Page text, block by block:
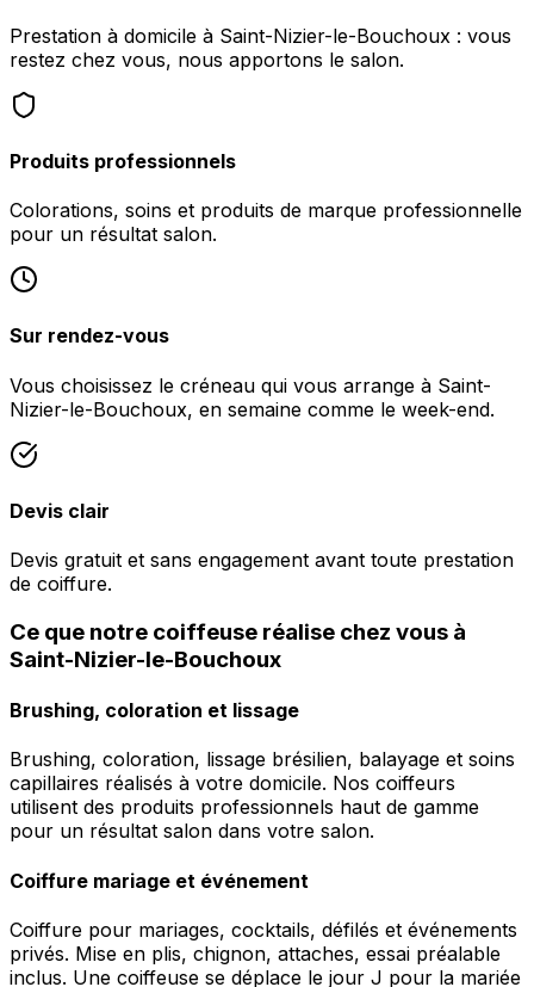
Prestation à domicile à Saint-Nizier-le-Bouchoux : vous
restez chez vous, nous apportons le salon.
Produits professionnels
Colorations, soins et produits de marque professionnelle
pour un résultat salon.
Sur rendez-vous
Vous choisissez le créneau qui vous arrange à Saint-
Nizier-le-Bouchoux, en semaine comme le week-end.
Devis clair
Devis gratuit et sans engagement avant toute prestation
de coiffure.
Ce que notre coiffeuse réalise chez vous à
Saint-Nizier-le-Bouchoux
Brushing, coloration et lissage
Brushing, coloration, lissage brésilien, balayage et soins
capillaires réalisés à votre domicile. Nos coiffeurs
utilisent des produits professionnels haut de gamme
pour un résultat salon dans votre salon.
Coiffure mariage et événement
Coiffure pour mariages, cocktails, défilés et événements
privés. Mise en plis, chignon, attaches, essai préalable
inclus. Une coiffeuse se déplace le jour J pour la mariée